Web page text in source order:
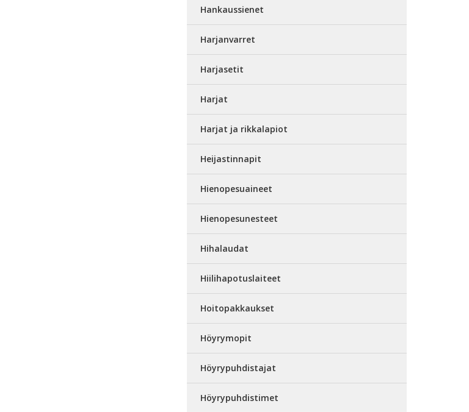
Hankaussienet
Harjanvarret
Harjasetit
Harjat
Harjat ja rikkalapiot
Heijastinnapit
Hienopesuaineet
Hienopesunesteet
Hihalaudat
Hiilihapotuslaiteet
Hoitopakkaukset
Höyrymopit
Höyrypuhdistajat
Höyrypuhdistimet